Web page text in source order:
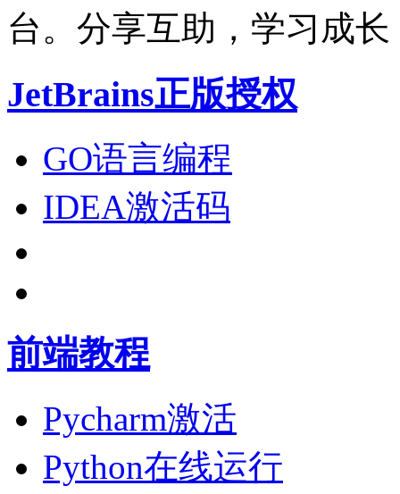
台。分享互助，学习成长
JetBrains正版授权
GO语言编程
IDEA激活码
前端教程
Pycharm激活
Python在线运行